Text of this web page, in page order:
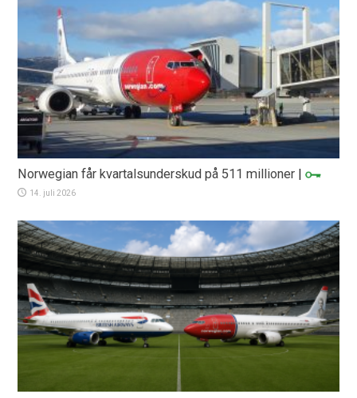
Norwegian får kvartalsunderskud på 511 millioner |
14. juli 2026